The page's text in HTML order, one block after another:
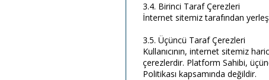
3.4. Birinci Taraf Çerezleri
İnternet sitemiz tarafından
3.5. Üçüncü Taraf Çerezleri
Kullanıcının, internet sitemiz
çerezlerdir. Platform Sahibi,
Politikası kapsamında değildir.